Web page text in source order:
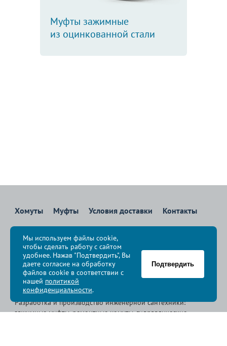
Муфты зажимные
из оцинкованной стали
Хомуты Муфты Условия доставки Контакты
8 800 700-83-36
Звоните бесплатно с 08:00 до 17:00 по Москве
политика конфиденциальности
© Группа компаний « », 2009-2026
Разработка и производство инженерной сантехники:
зажимные муфты, ремонтные хомуты, гидравлические
Мы используем файлы cookie,
чтобы сделать работу с сайтом
удобнее. Нажав "Подтвердить", Вы
даете согласие на обработку
файлов cookie в соответствии с
нашей политикой
конфиденциальности.
Подтвердить